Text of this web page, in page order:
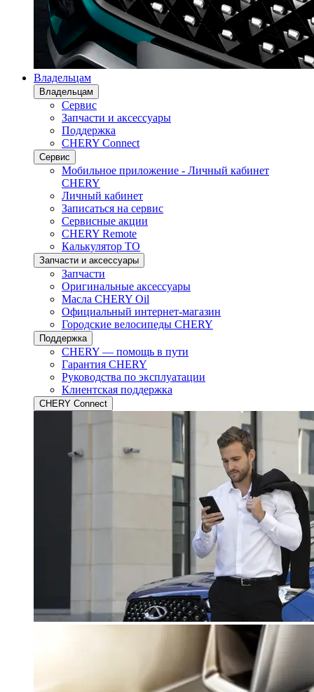
Владельцам
Владельцам
Сервис
Запчасти и аксессуары
Поддержка
CHERY Connect
Сервис
Мобильное приложение - Личный кабинет
CHERY
Личный кабинет
Записаться на сервис
Сервисные акции
CHERY Remote
Калькулятор ТО
Запчасти и аксессуары
Запчасти
Оригинальные аксессуары
Масла CHERY Oil
Официальный интернет-магазин
Городские велосипеды CHERY
Поддержка
CHERY — помощь в пути
Гарантия CHERY
Руководства по эксплуатации
Клиентская поддержка
CHERY Connect